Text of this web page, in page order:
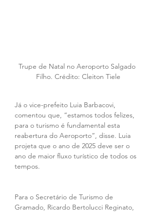
Trupe de Natal no Aeroporto Salgado
Filho. Crédito: Cleiton Tiele
Já o vice-prefeito Luia Barbacovi,
comentou que, “estamos todos felizes,
para o turismo é fundamental esta
reabertura do Aeroporto”, disse. Luia
projeta que o ano de 2025 deve ser o
ano de maior fluxo turístico de todos os
tempos.
Para o Secretário de Turismo de
Gramado, Ricardo Bertolucci Reginato,